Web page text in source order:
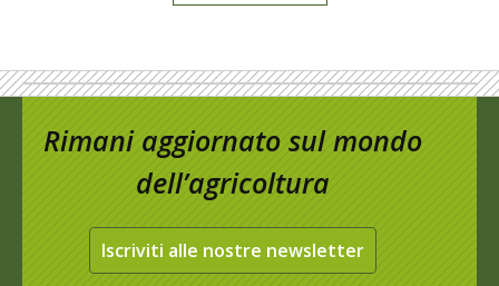
Rimani aggiornato sul mondo
dell’agricoltura
Iscriviti alle nostre newsletter